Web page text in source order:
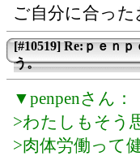
ご自分に合っ
[#10519] Re:ｐｅｎ
う。
▼penpenさん：
>わたしもそう
>肉体労働って